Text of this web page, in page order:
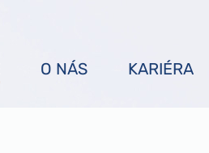
O NÁS KARIÉRA